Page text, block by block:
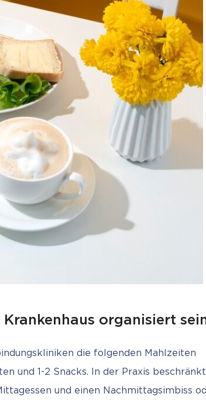
organisiert
die folgenden Mahlzeiten
und 1-2 Snacks. In der Praxis
und einen Nachmittagsimbiss